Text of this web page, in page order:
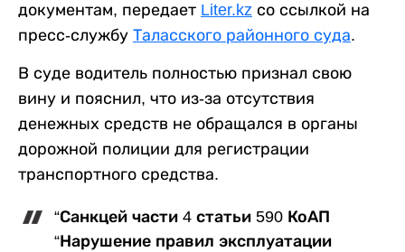
документам, передает Liter.kz со ссылкой на
пресс-службу Таласского районного суда.
В суде водитель полностью признал свою
вину и пояснил, что из-за отсутствия
денежных средств не обращался в органы
дорожной полиции для регистрации
транспортного средства.
“Санкцей части 4 статьи 590 КоАП
“Нарушение правил эксплуатации